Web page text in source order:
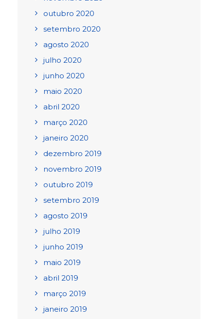
outubro 2020
setembro 2020
agosto 2020
julho 2020
junho 2020
maio 2020
abril 2020
março 2020
janeiro 2020
dezembro 2019
novembro 2019
outubro 2019
setembro 2019
agosto 2019
julho 2019
junho 2019
maio 2019
abril 2019
março 2019
janeiro 2019